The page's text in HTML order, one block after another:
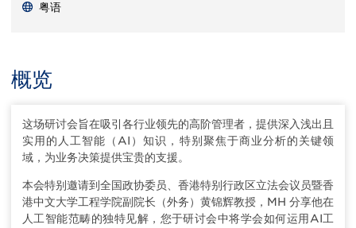
粤语
概览
这场研讨会旨在吸引各行业领先的高阶管理者，提供深入浅出且
实用的人工智能（AI）知识，特别聚焦于商业分析的关键领
域，为业务决策提供宝贵的支援。
本会特别邀请到全国政协委员、香港特别行政区立法会议员暨香
港中文大学工程学院副院长（外务）黄锦辉教授，MH 分享他在
人工智能范畴的独特见解，您于研讨会中将学会如何运用AI工